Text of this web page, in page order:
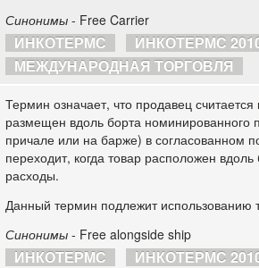
Синонимы - Free Carrier
ИНКОТЕРМС ИНКОТЕРМС
МЕЖДУНАРОДНАЯ ТОРГОВЛЯ
Термин означает, что продавец
размещен вдоль борта номинированного
причале или на барже) в согласованном
переходит, когда товар расположен
расходы.
Данный термин подлежит использованию
Синонимы - Free alongside ship
ИНКОТЕРМС ИНКОТЕРМС